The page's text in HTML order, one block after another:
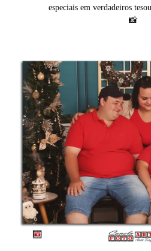
especiais em verdadeiros
📸